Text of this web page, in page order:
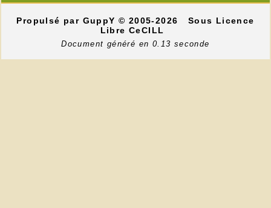
Propulsé par GuppY© 2005-2026
Sous Licence
Libre CeCILL
Document généré en 0.13 seconde